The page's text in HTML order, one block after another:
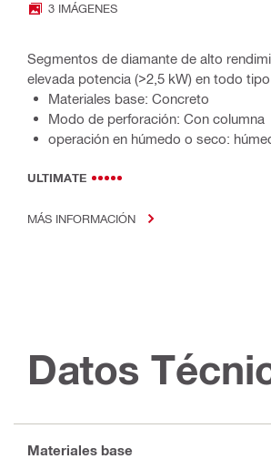
3 IMÁGENES
Segmentos de diamante de alto
elevada potencia (>2,5 kW) en todo
Materiales base: Concreto
Modo de perforación: Con columna
operación en húmedo o seco:
ULTIMATE
MÁS INFORMACIÓN
Datos
Materiales base